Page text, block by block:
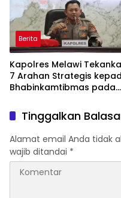
Berita
Kapolres Melawi
7 Arahan Strategis
Bhabinkamtibmas pada
Tinggalkan
Alamat email Anda tidak
wajib ditandai *